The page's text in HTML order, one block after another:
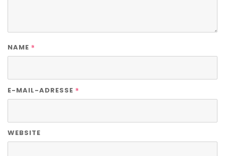
NAME *
E-MAIL-ADRESSE *
WEBSITE